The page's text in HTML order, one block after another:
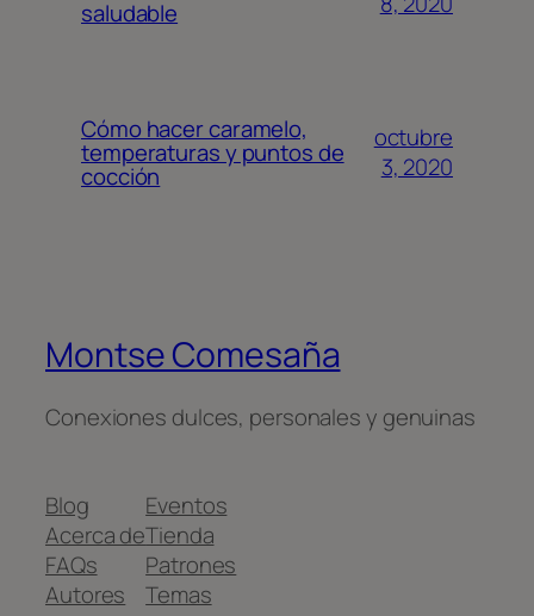
saludable
Cómo hacer caramelo,
temperaturas y puntos de
cocción
octubre
3, 2020
Montse Comesaña
Conexiones dulces, personales y genuinas
Blog
Acerca de
FAQs
Autores
Eventos
Tienda
Patrones
Temas